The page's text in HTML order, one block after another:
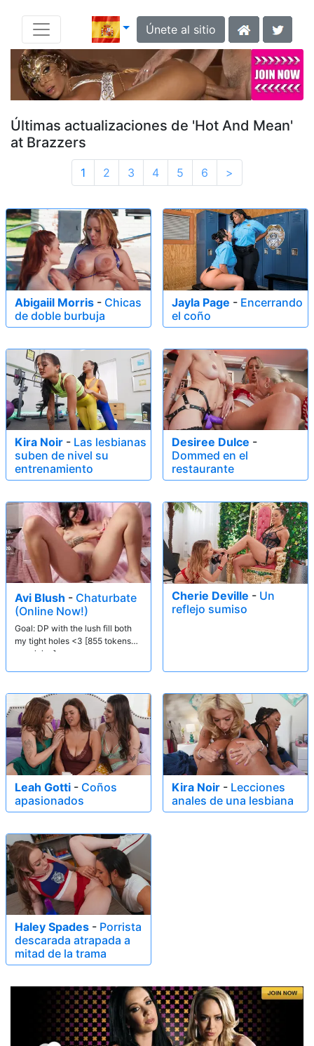
Únete al sitio
Últimas actualizaciones de 'Hot And Mean'
at Brazzers
1 2 3 4 5 6 >
Abigaiil Morris - Chicas
de doble burbuja
Jayla Page - Encerrando
el coño
Kira Noir - Las lesbianas
suben de nivel su
entrenamiento
Desiree Dulce -
Dommed en el
restaurante
Avi Blush - Chaturbate
(Online Now!)
Goal: DP with the lush fill both
my tight holes <3 [855 tokens
remaining]
Cherie Deville - Un
reflejo sumiso
Leah Gotti - Coños
apasionados
Kira Noir - Lecciones
anales de una lesbiana
Haley Spades - Porrista
descarada atrapada a
mitad de la trama